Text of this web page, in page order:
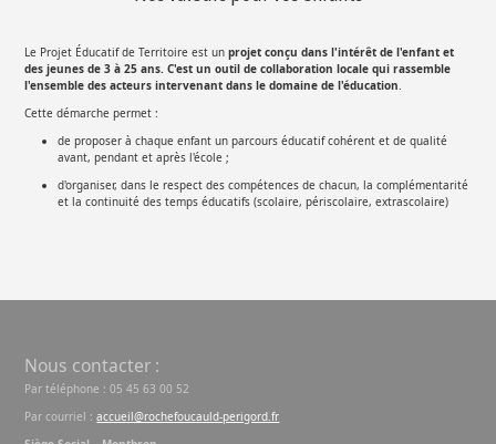
Le Projet Éducatif de Territoire est unprojet conçu dans l'intérêt de l'enfant et
des jeunes de 3 à 25 ans. C'est un outil de collaboration locale qui rassemble
l'ensemble des acteurs intervenant dans le domaine de l'éducation.
Cette démarche permet :
de proposer à chaque enfant un parcours éducatif cohérent et de qualité
avant, pendant et après l'école ;
d'organiser, dans le respect des compétences de chacun, la complémentarité
et la continuité des temps éducatifs (scolaire, périscolaire, extrascolaire)
Nous contacter :
Par téléphone : 05 45 63 00 52
Par courriel :accueil@rochefoucauld-perigord.fr